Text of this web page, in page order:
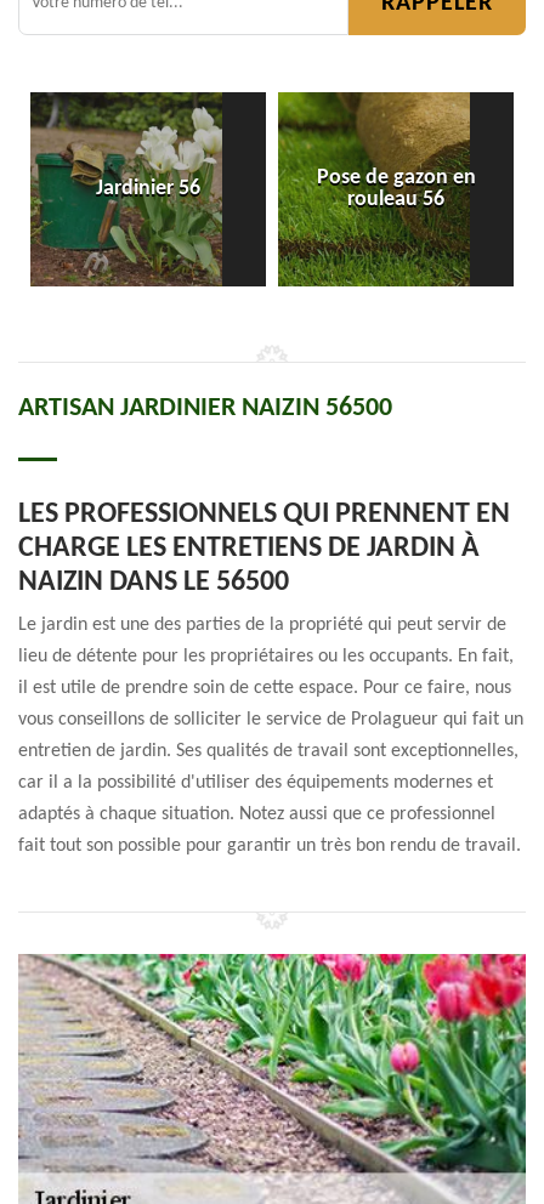
Jardinier 56
Pose de gazon en
rouleau 56
ARTISAN JARDINIER NAIZIN 56500
LES PROFESSIONNELS QUI PRENNENT EN
CHARGE LES ENTRETIENS DE JARDIN À
NAIZIN DANS LE 56500
Le jardin est une des parties de la propriété qui peut servir de
lieu de détente pour les propriétaires ou les occupants. En fait,
il est utile de prendre soin de cette espace. Pour ce faire, nous
vous conseillons de solliciter le service de Prolagueur qui fait un
entretien de jardin. Ses qualités de travail sont exceptionnelles,
car il a la possibilité d'utiliser des équipements modernes et
adaptés à chaque situation. Notez aussi que ce professionnel
fait tout son possible pour garantir un très bon rendu de travail.